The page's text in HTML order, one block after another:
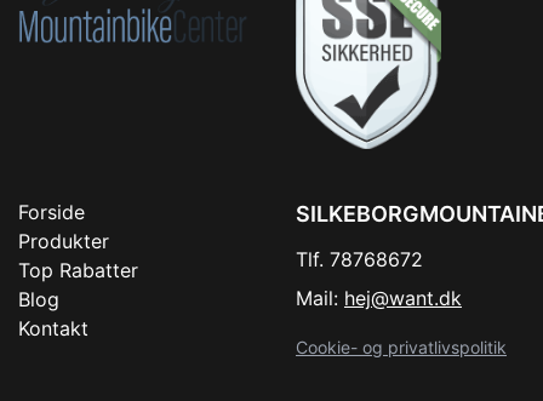
Forside
Produkter
Top Rabatter
Blog
Kontakt
Tlf. 78768672
Mail: hej@want.dk
Cookie- og privatlivspolitik